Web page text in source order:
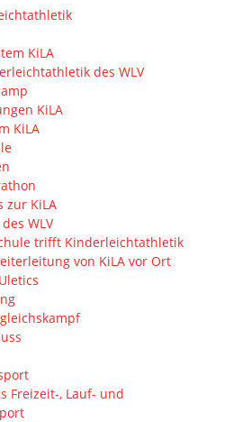
KiLA
des WLV
KiLA
KiLA
zur KiLA
WLV
trifft Kinderleichtathletik
von KiLA vor Ort
Freizeit-, Lauf- und